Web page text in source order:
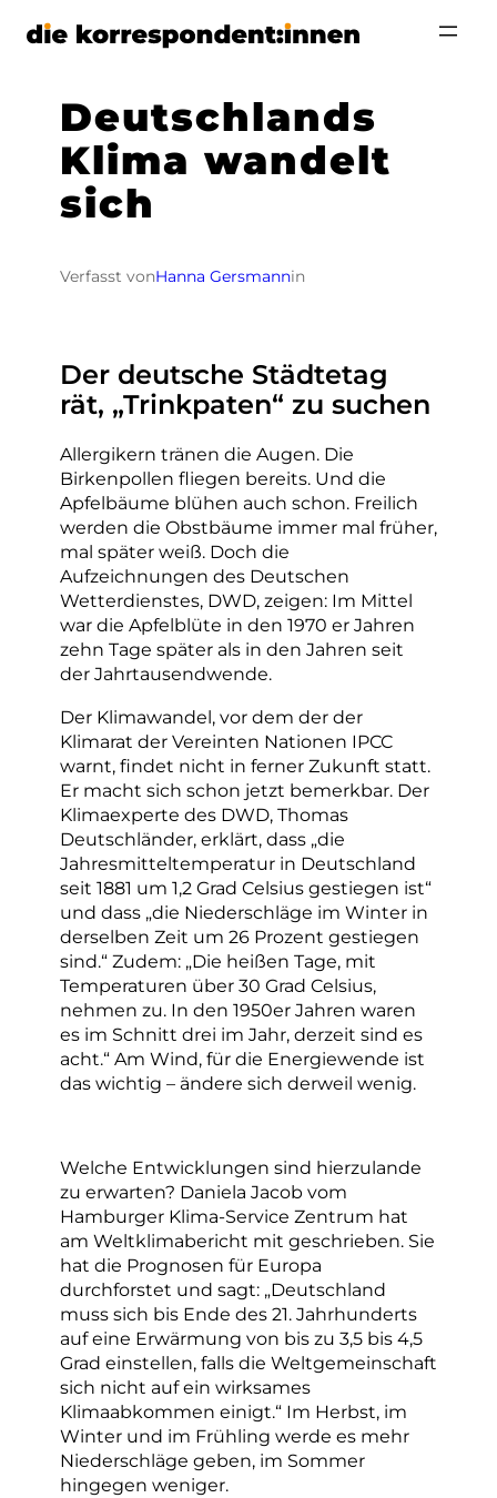
Zum
Deutschlands
Klima wandelt
sich
Verfasst vonHanna Gersmannin
Der deutsche Städtetag
rät, „Trinkpaten“ zu suchen
Allergikern tränen die Augen. Die
Birkenpollen fliegen bereits. Und die
Apfelbäume blühen auch schon. Freilich
werden die Obstbäume immer mal früher,
mal später weiß. Doch die
Aufzeichnungen des Deutschen
Wetterdienstes, DWD, zeigen: Im Mittel
war die Apfelblüte in den 1970 er Jahren
zehn Tage später als in den Jahren seit
der Jahrtausendwende.
Der Klimawandel, vor dem der der
Klimarat der Vereinten Nationen IPCC
warnt, findet nicht in ferner Zukunft statt.
Er macht sich schon jetzt bemerkbar. Der
Klimaexperte des DWD, Thomas
Deutschländer, erklärt, dass „die
Jahresmitteltemperatur in Deutschland
seit 1881 um 1,2 Grad Celsius gestiegen ist“
und dass „die Niederschläge im Winter in
derselben Zeit um 26 Prozent gestiegen
sind.“ Zudem: „Die heißen Tage, mit
Temperaturen über 30 Grad Celsius,
nehmen zu. In den 1950er Jahren waren
es im Schnitt drei im Jahr, derzeit sind es
acht.“ Am Wind, für die Energiewende ist
das wichtig – ändere sich derweil wenig.
Welche Entwicklungen sind hierzulande
zu erwarten? Daniela Jacob vom
Hamburger Klima-Service Zentrum hat
am Weltklimabericht mit geschrieben. Sie
hat die Prognosen für Europa
durchforstet und sagt: „Deutschland
muss sich bis Ende des 21. Jahrhunderts
auf eine Erwärmung von bis zu 3,5 bis 4,5
Grad einstellen, falls die Weltgemeinschaft
sich nicht auf ein wirksames
Klimaabkommen einigt.“ Im Herbst, im
Winter und im Frühling werde es mehr
Niederschläge geben, im Sommer
hingegen weniger.